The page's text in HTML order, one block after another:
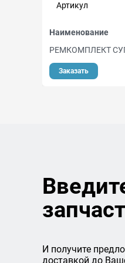
Артикул
Наименование
РЕМКОМПЛЕКТ
Заказать
И получите
доставкой до